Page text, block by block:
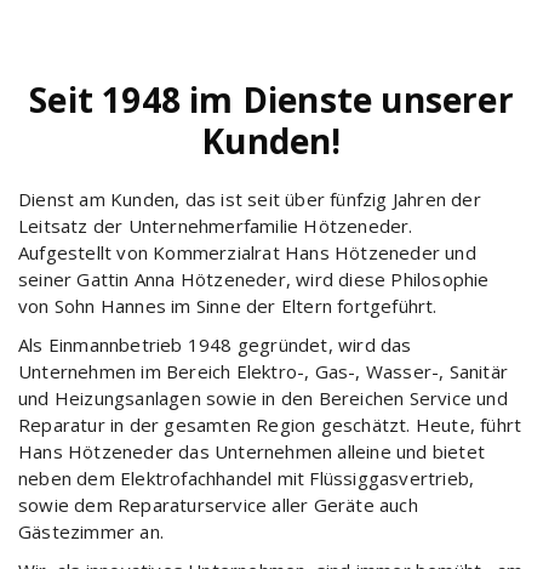
Seit 1948 im Dienste unserer
Kunden!
Dienst am Kunden, das ist seit über fünfzig Jahren der
Leitsatz der Unternehmerfamilie Hötzeneder.
Aufgestellt von Kommerzialrat Hans Hötzeneder und
seiner Gattin Anna Hötzeneder, wird diese Philosophie
von Sohn Hannes im Sinne der Eltern fortgeführt.
Als Einmannbetrieb 1948 gegründet, wird das
Unternehmen im Bereich Elektro-, Gas-, Wasser-, Sanitär
und Heizungsanlagen sowie in den Bereichen Service und
Reparatur in der gesamten Region geschätzt. Heute, führt
Hans Hötzeneder das Unternehmen alleine und bietet
neben dem Elektrofachhandel mit Flüssiggasvertrieb,
sowie dem Reparaturservice aller Geräte auch
Gästezimmer an.